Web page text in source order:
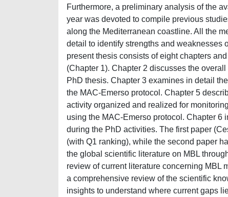
Furthermore, a preliminary analysis of the
year was devoted to compile previous
along the Mediterranean coastline. All the
detail to identify strengths and weaknesses
present thesis consists of eight chapters
(Chapter 1). Chapter 2 discusses the
PhD thesis. Chapter 3 examines in detail
the MAC-Emerso protocol. Chapter 5
activity organized and realized for
using the MAC-Emerso protocol. Chapter 6
during the PhD activities. The first paper
(with Q1 ranking), while the second paper
the global scientific literature on MBL
review of current literature concerning MBL
a comprehensive review of the scientific
insights to understand where current gaps